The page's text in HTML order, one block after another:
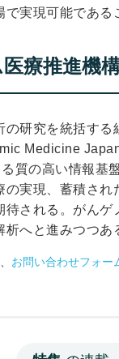
実現可能である
療推進機
の研究を統括す
Medicine
質の高い情報基
実現、蓄積さ
される。がん
析へと進みつつあ
お問い合わせフォー